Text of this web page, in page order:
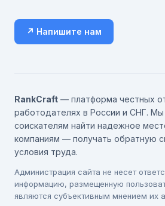
↗ Напишите нам
RankCraft — платформа честных
работодателях в России и СНГ.
соискателям найти надежное
компаниям — получать обратную
условия труда.
Администрация сайта не несет
информацию, размещенную
являются субъективным мнением их